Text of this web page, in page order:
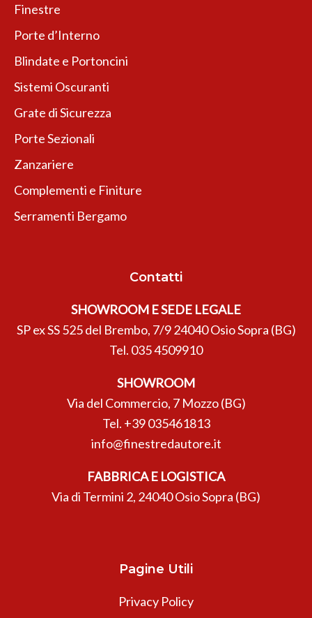
Finestre
Porte d’Interno
Blindate e Portoncini
Sistemi Oscuranti
Grate di Sicurezza
Porte Sezionali
Zanzariere
Complementi e Finiture
Serramenti Bergamo
Contatti
SHOWROOM E SEDE LEGALE
SP ex SS 525 del Brembo, 7/9 24040 Osio Sopra (BG)
Tel. 035 4509910
SHOWROOM
Via del Commercio, 7 Mozzo (BG)
Tel. +39 035461813
info@finestredautore.it
FABBRICA E LOGISTICA
Via di Termini 2, 24040 Osio Sopra (BG)
Pagine Utili
Privacy Policy